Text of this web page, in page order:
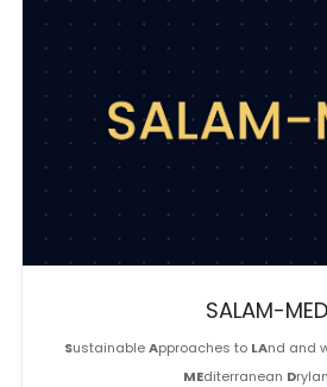
SALAM-MED
SustainableApproaches to LAnd and
MEditerranean D